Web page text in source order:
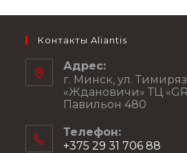
Контакты Aliantis
Адрес:
г. Минск, ул.
«Ждановичи» ТЦ
Павильон 480
Телефон:
+375 29 31 706 88